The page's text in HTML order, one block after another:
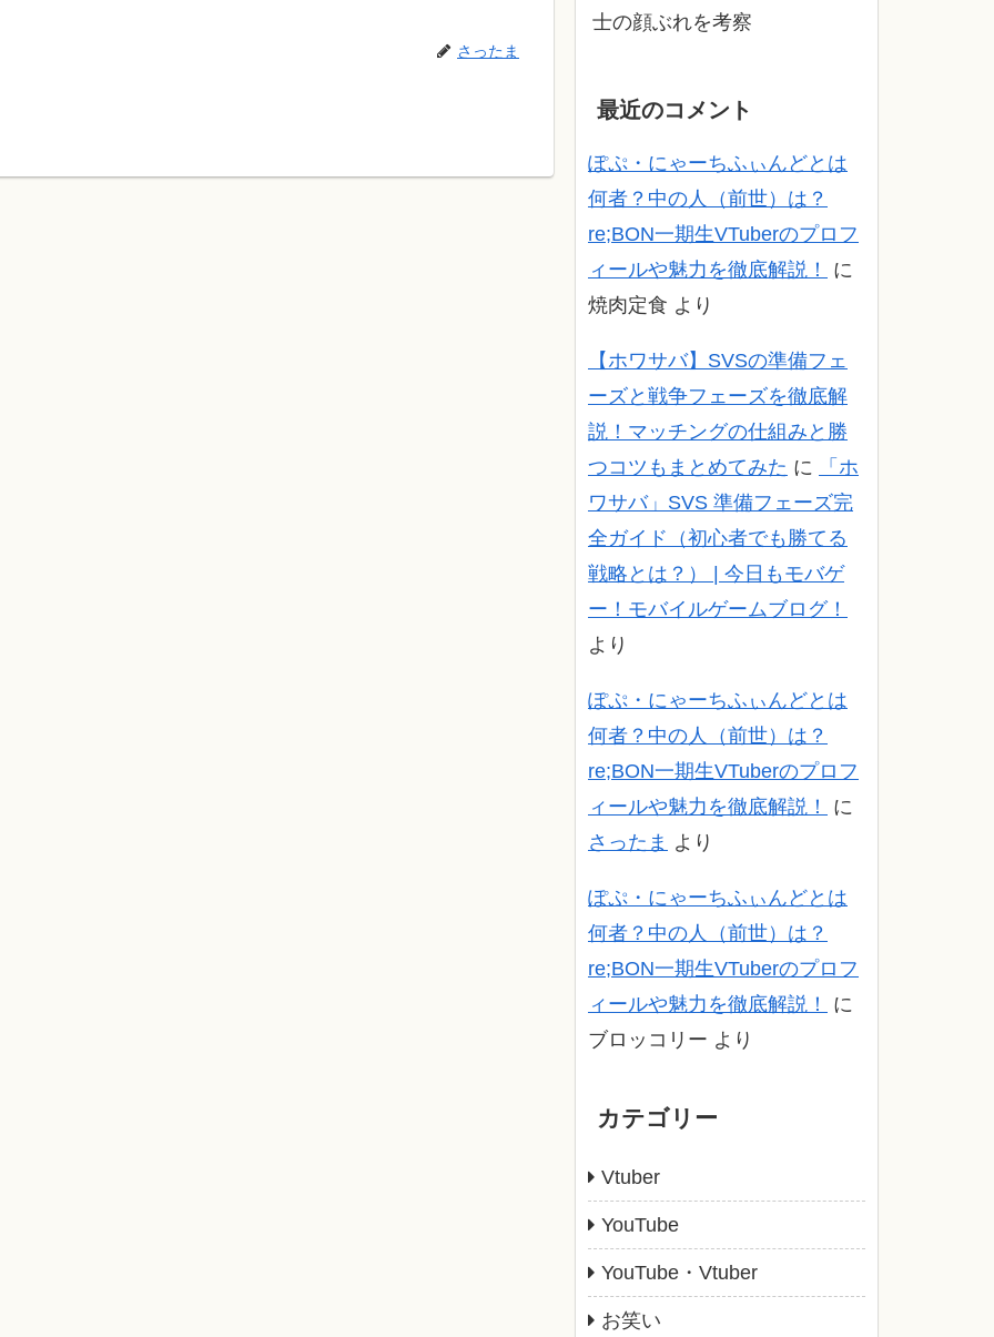
さったま
士の顔ぶれを考察
最近のコメント
ぽぷ・にゃーちふぃんどとは
何者？中の人（前世）は？
re;BON一期生VTuberのプロフ
ィールや魅力を徹底解説！
に
焼肉定食 より
【ホワサバ】SVSの準備フェ
ーズと戦争フェーズを徹底解
説！マッチングの仕組みと勝
つコツもまとめてみた に
「ホ
ワサバ」SVS 準備フェーズ完
全ガイド（初心者でも勝てる
戦略とは？） | 今日もモバゲ
ー！モバイルゲームブログ！
より
ぽぷ・にゃーちふぃんどとは
何者？中の人（前世）は？
re;BON一期生VTuberのプロフ
ィールや魅力を徹底解説！
に
さったま より
ぽぷ・にゃーちふぃんどとは
何者？中の人（前世）は？
re;BON一期生VTuberのプロフ
ィールや魅力を徹底解説！
に
ブロッコリー より
カテゴリー
Vtuber
YouTube
YouTube・Vtuber
お笑い